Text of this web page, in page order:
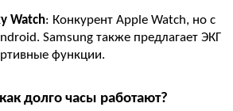
Watch: Конкурент Apple Watch, но с
Samsung также предлагает ЭКГ
функции.
долго часы работают?